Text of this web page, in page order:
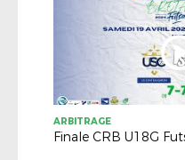
ARBITRAGE